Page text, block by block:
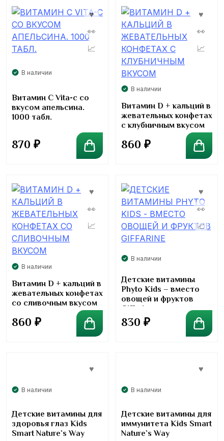
В наличии
Витамин C Vita-с со
вкусом апельсина.
1000 табл.
870 ₽
В наличии
Витамин D + кальций в
жевательных конфетах
с клубничным вкусом
860 ₽
В наличии
Витамин D + кальций в
жевательных конфетах
со сливочным вкусом
860 ₽
В наличии
Детские витамины
Phyto Kids – вместо
овощей и фруктов
Giffarine
830 ₽
В наличии
Детские витамины для
здоровья глаз Kids
Smart Nature`s Way
В наличии
Детские витамины для
иммунитета Kids Smart
Nature`s Way